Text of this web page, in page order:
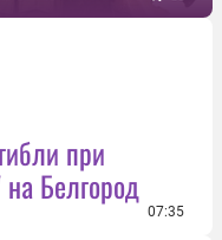
при
Белгород
07:35